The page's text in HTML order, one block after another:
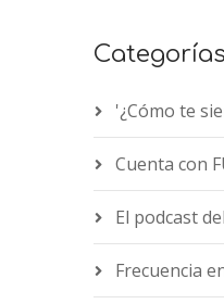
Categorías
'¿Cómo te
Cuenta con
El podcast
Frecuencia